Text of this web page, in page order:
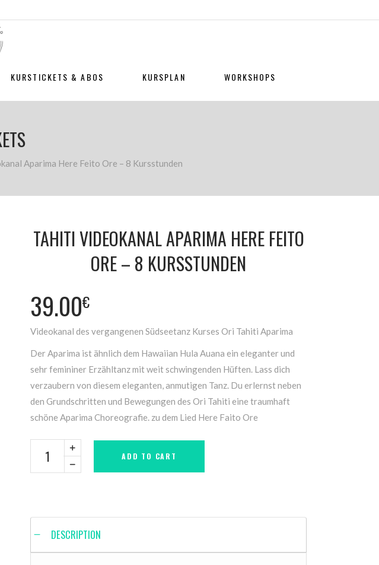
KURSTICKETS & ABOS KURSPLAN
WORKSHOPS
Aparima Here Feito Ore – 8 Kursstunden
TAHITI VIDEOKANAL APARIMA HERE FEITO
ORE – 8 KURSSTUNDEN
39.00€
Videokanal des vergangenen Südseetanz Kurses Ori Tahiti Aparima
Der Aparima ist ähnlich dem Hawaiian Hula Auana ein eleganter und
sehr femininer Erzähltanz mit weit schwingenden Hüften. Lass dich
verzaubern von diesem eleganten, anmutigen Tanz. Du erlernst neben
den Grundschritten und Bewegungen des Ori Tahiti eine traumhaft
schöne Aparima Choreografie. zu dem Lied Here Faito Ore
ADD TO CART
DESCRIPTION